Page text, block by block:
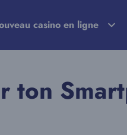
casino en ligne
ton